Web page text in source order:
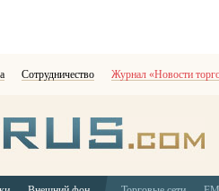
Сотрудничество Журнал «Новости